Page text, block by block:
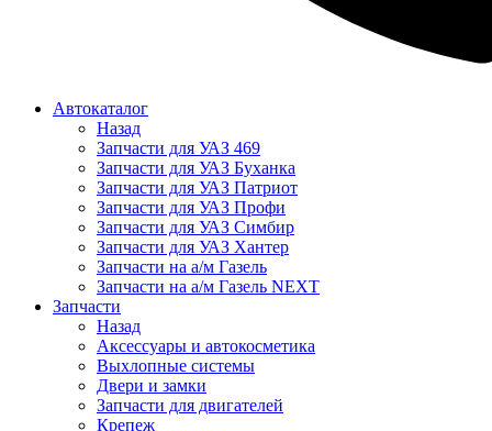
Автокаталог
Назад
Запчасти для УАЗ 469
Запчасти для УАЗ Буханка
Запчасти для УАЗ Патриот
Запчасти для УАЗ Профи
Запчасти для УАЗ Симбир
Запчасти для УАЗ Хантер
Запчасти на а/м Газель
Запчасти на а/м Газель NEXT
Запчасти
Назад
Аксессуары и автокосметика
Выхлопные системы
Двери и замки
Запчасти для двигателей
Крепеж